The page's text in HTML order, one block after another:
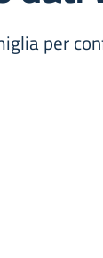
per